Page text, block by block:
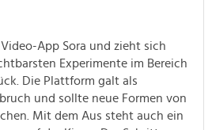
App Sora und zieht sich
Experimente im Bereich
Die Plattform galt als
und sollte neue Formen von
Mit dem Aus steht auch ein